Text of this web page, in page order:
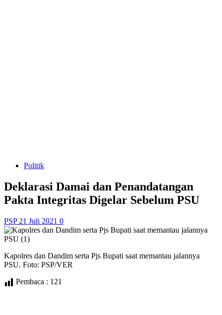
Politik
Deklarasi Damai dan Penandatangan
Pakta Integritas Digelar Sebelum PSU
PSP 21 Juli 2021 0
Kapolres dan Dandim serta Pjs Bupati saat memantau jalannya
PSU. Foto: PSP/VER
Pembaca : 121